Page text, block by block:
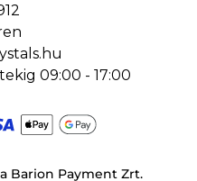
09:00 - 17:00
Barion Payment Zrt.